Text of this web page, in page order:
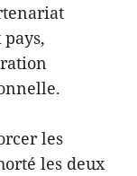
les
les deux